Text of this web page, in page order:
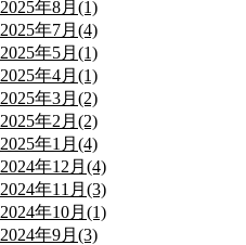
2025年8月(1)
2025年7月(4)
2025年5月(1)
2025年4月(1)
2025年3月(2)
2025年2月(2)
2025年1月(4)
2024年12月(4)
2024年11月(3)
2024年10月(1)
2024年9月(3)